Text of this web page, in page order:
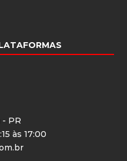
- PR
às 17:00